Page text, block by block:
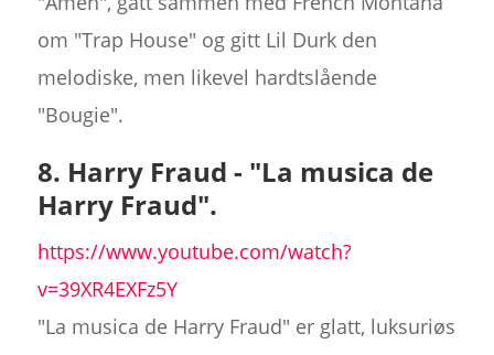
om "Trap House" og gitt Lil Durk den
melodiske, men likevel hardtslående
"Bougie".
8. Harry Fraud - "La musica de
Harry Fraud".
https://www.youtube.com/watch?
v=39XR4EXFz5Y
"La musica de Harry Fraud" er glatt, luksuriøs